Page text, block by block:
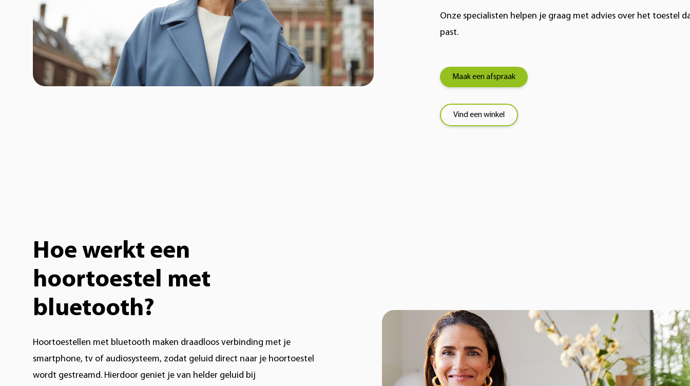
Onze specialisten helpen je graag met advies over het toestel
past.
Maak een afspraak
Vind een winkel
Hoe werkt een
hoortoestel met
bluetooth?
Hoortoestellen met bluetooth maken draadloos verbinding met je
smartphone, tv of audiosysteem, zodat geluid direct naar je hoortoestel
wordt gestreamd. Hierdoor geniet je van helder geluid bij